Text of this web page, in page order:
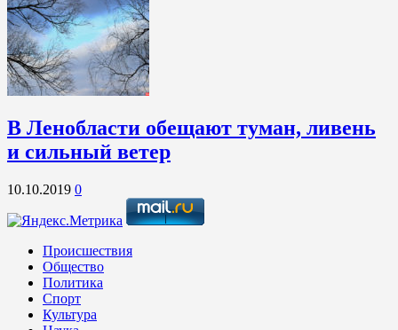
В Ленобласти обещают туман, ливень
и сильный ветер
10.10.2019 0
Происшествия
Общество
Политика
Спорт
Культура